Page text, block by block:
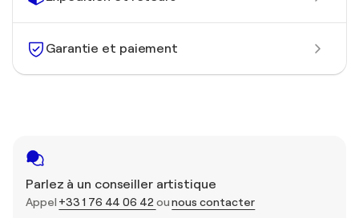
Garantie et paiement
Parlez à un conseiller artistique
Appel +33 1 76 44 06 42 ounous contacter